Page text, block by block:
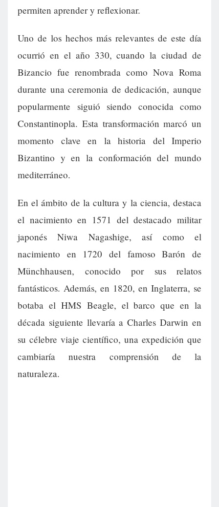
permiten aprender y reflexionar.
Uno de los hechos más relevantes de este día
ocurrió en el año 330, cuando la ciudad de
Bizancio fue renombrada como Nova Roma
durante una ceremonia de dedicación, aunque
popularmente siguió siendo conocida como
Constantinopla. Esta transformación marcó un
momento clave en la historia del Imperio
Bizantino y en la conformación del mundo
mediterráneo.
En el ámbito de la cultura y la ciencia, destaca
el nacimiento en 1571 del destacado militar
japonés Niwa Nagashige, así como el
nacimiento en 1720 del famoso Barón de
Münchhausen, conocido por sus relatos
fantásticos. Además, en 1820, en Inglaterra, se
botaba el HMS Beagle, el barco que en la
década siguiente llevaría a Charles Darwin en
su célebre viaje científico, una expedición que
cambiaría nuestra comprensión de la
naturaleza.